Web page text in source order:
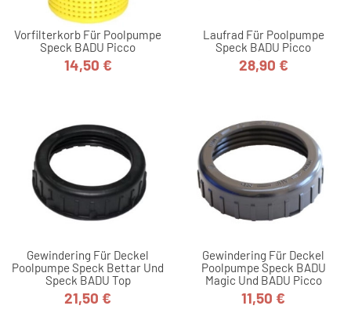
Vorfilterkorb Für Poolpumpe
Speck BADU Picco
Preis
14,50 €
Laufrad Für Poolpumpe
Speck BADU Picco
Preis
28,90 €
Gewindering Für Deckel
Poolpumpe Speck Bettar Und
Speck BADU Top
Preis
21,50 €
Gewindering Für Deckel
Poolpumpe Speck BADU
Magic Und BADU Picco
Preis
11,50 €